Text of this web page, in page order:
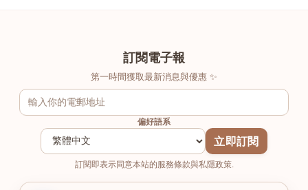
訂閱電子報
第一時間獲取最新消息與優惠 ✨
偏好語系
立即訂閱
訂閱即表示同意本站的服務條款與私隱政策.